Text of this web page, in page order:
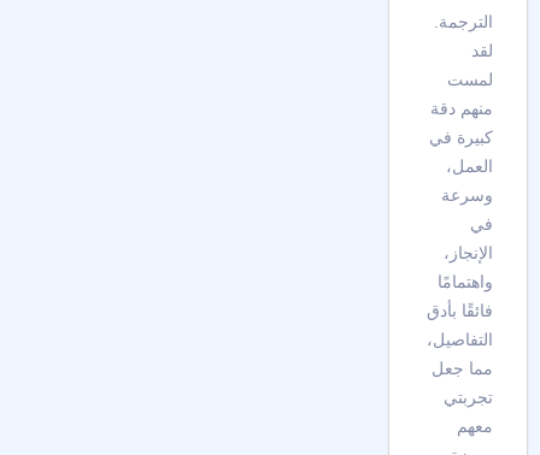
الترجمة.
لقد
لمست
منهم دقة
كبيرة في
العمل،
وسرعة
في
الإنجاز،
واهتمامًا
فائقًا بأدق
التفاصيل،
مما جعل
تجربتي
معهم